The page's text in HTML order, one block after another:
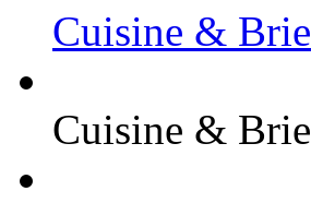
Cuisine & Brie
Cuisine & Brie